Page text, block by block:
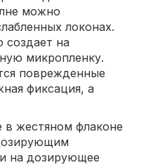
можно
локонах.
создает на
микропленку.
поврежденные
фиксация, а
в жестяном флаконе
на дозирующее